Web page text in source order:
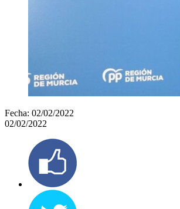
Fecha: 02/02/2022
02/02/2022